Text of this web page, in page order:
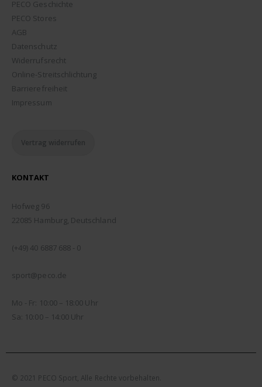
PECO Geschichte
PECO Stores
AGB
Datenschutz
Widerrufsrecht
Online-Streitschlichtung
Barrierefreiheit
Impressum
Vertrag widerrufen
KONTAKT
Hofweg 96
22085 Hamburg, Deutschland
(+49) 40 6887 688 - 0
sport@peco.de
Mo - Fr: 10:00 – 18:00 Uhr
Sa: 10:00 – 14:00 Uhr
© 2021 PECO Sport, Alle Rechte vorbehalten.